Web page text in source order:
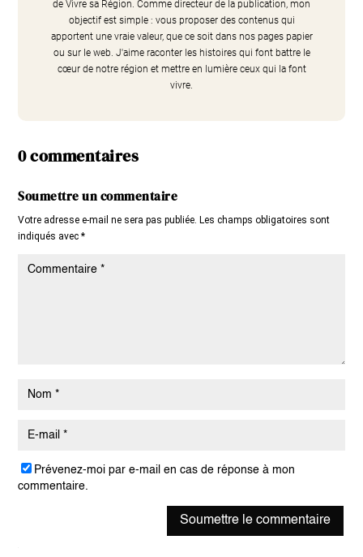
de Vivre sa Région. Comme directeur de la publication, mon
objectif est simple : vous proposer des contenus qui
apportent une vraie valeur, que ce soit dans nos pages papier
ou sur le web. J'aime raconter les histoires qui font battre le
cœur de notre région et mettre en lumière ceux qui la font
vivre.
0 commentaires
Soumettre un commentaire
Votre adresse e-mail ne sera pas publiée. Les champs obligatoires sont
indiqués avec*
Prévenez-moi par e-mail en cas de réponse à mon
commentaire.
Soumettre le commentaire